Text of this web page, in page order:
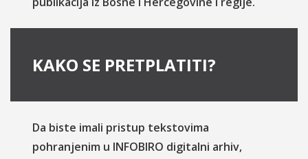
KAKO SE PRETPLATITI?
Da biste imali pristup tekstovima
pohranjenim u INFOBIRO digitalni arhiv,